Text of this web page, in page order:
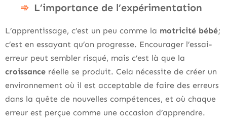
L’importance de l’expérimentation
L’apprentissage, c’est un peu comme la motricité bébé;
c’est en essayant qu’on progresse. Encourager l’essai-
erreur peut sembler risqué, mais c’est là que la
croissance réelle se produit. Cela nécessite de créer un
environnement où il est acceptable de faire des erreurs
dans la quête de nouvelles compétences, et où chaque
erreur est perçue comme une occasion d’apprendre.